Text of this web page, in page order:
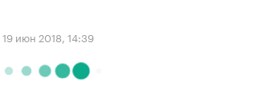
19 июн 2018, 14:39